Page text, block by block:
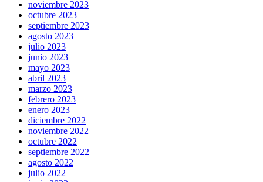
noviembre 2023
octubre 2023
septiembre 2023
agosto 2023
julio 2023
junio 2023
mayo 2023
abril 2023
marzo 2023
febrero 2023
enero 2023
diciembre 2022
noviembre 2022
octubre 2022
septiembre 2022
agosto 2022
julio 2022